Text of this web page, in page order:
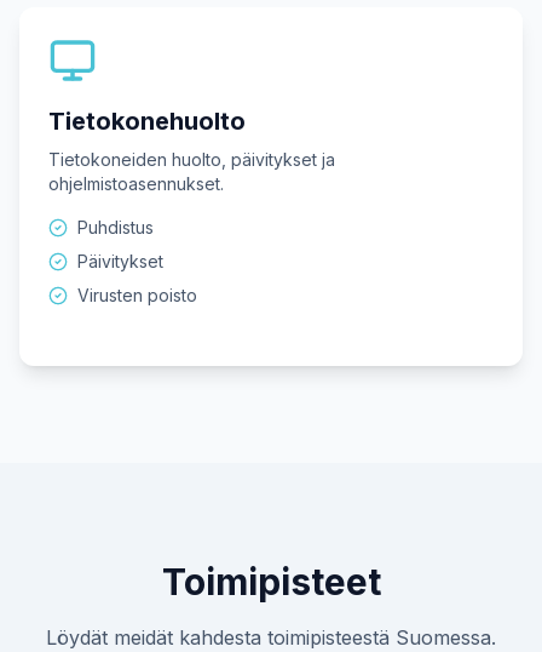
Tietokonehuolto
Tietokoneiden huolto, päivitykset ja
ohjelmistoasennukset.
Puhdistus
Päivitykset
Virusten poisto
Toimipisteet
Löydät meidät kahdesta toimipisteestä Suomessa.